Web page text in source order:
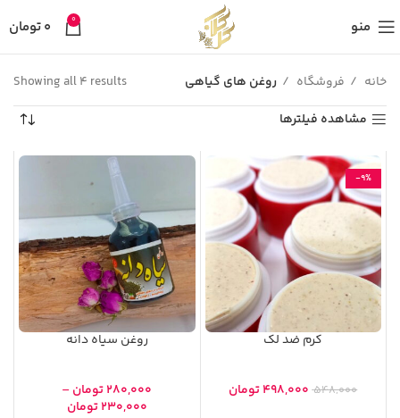
منو 0
0تومان
خانه فروشگاه روغن های گیاهی
Showing all 4 results
مشاهده فیلترها
-۹%
کرم ضد لک
۵۴۸,۰۰۰ ۴۹۸,۰۰۰تومان
روغن سیاه دانه
۲۸۰,۰۰۰تومان–
۲۳۰,۰۰۰تومان